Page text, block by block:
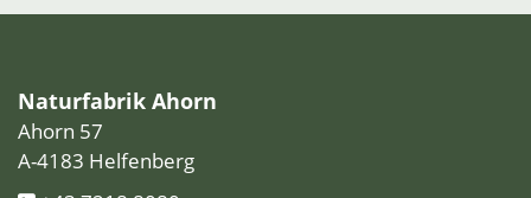
Naturfabrik Ahorn
Ahorn 57
A-4183 Helfenberg